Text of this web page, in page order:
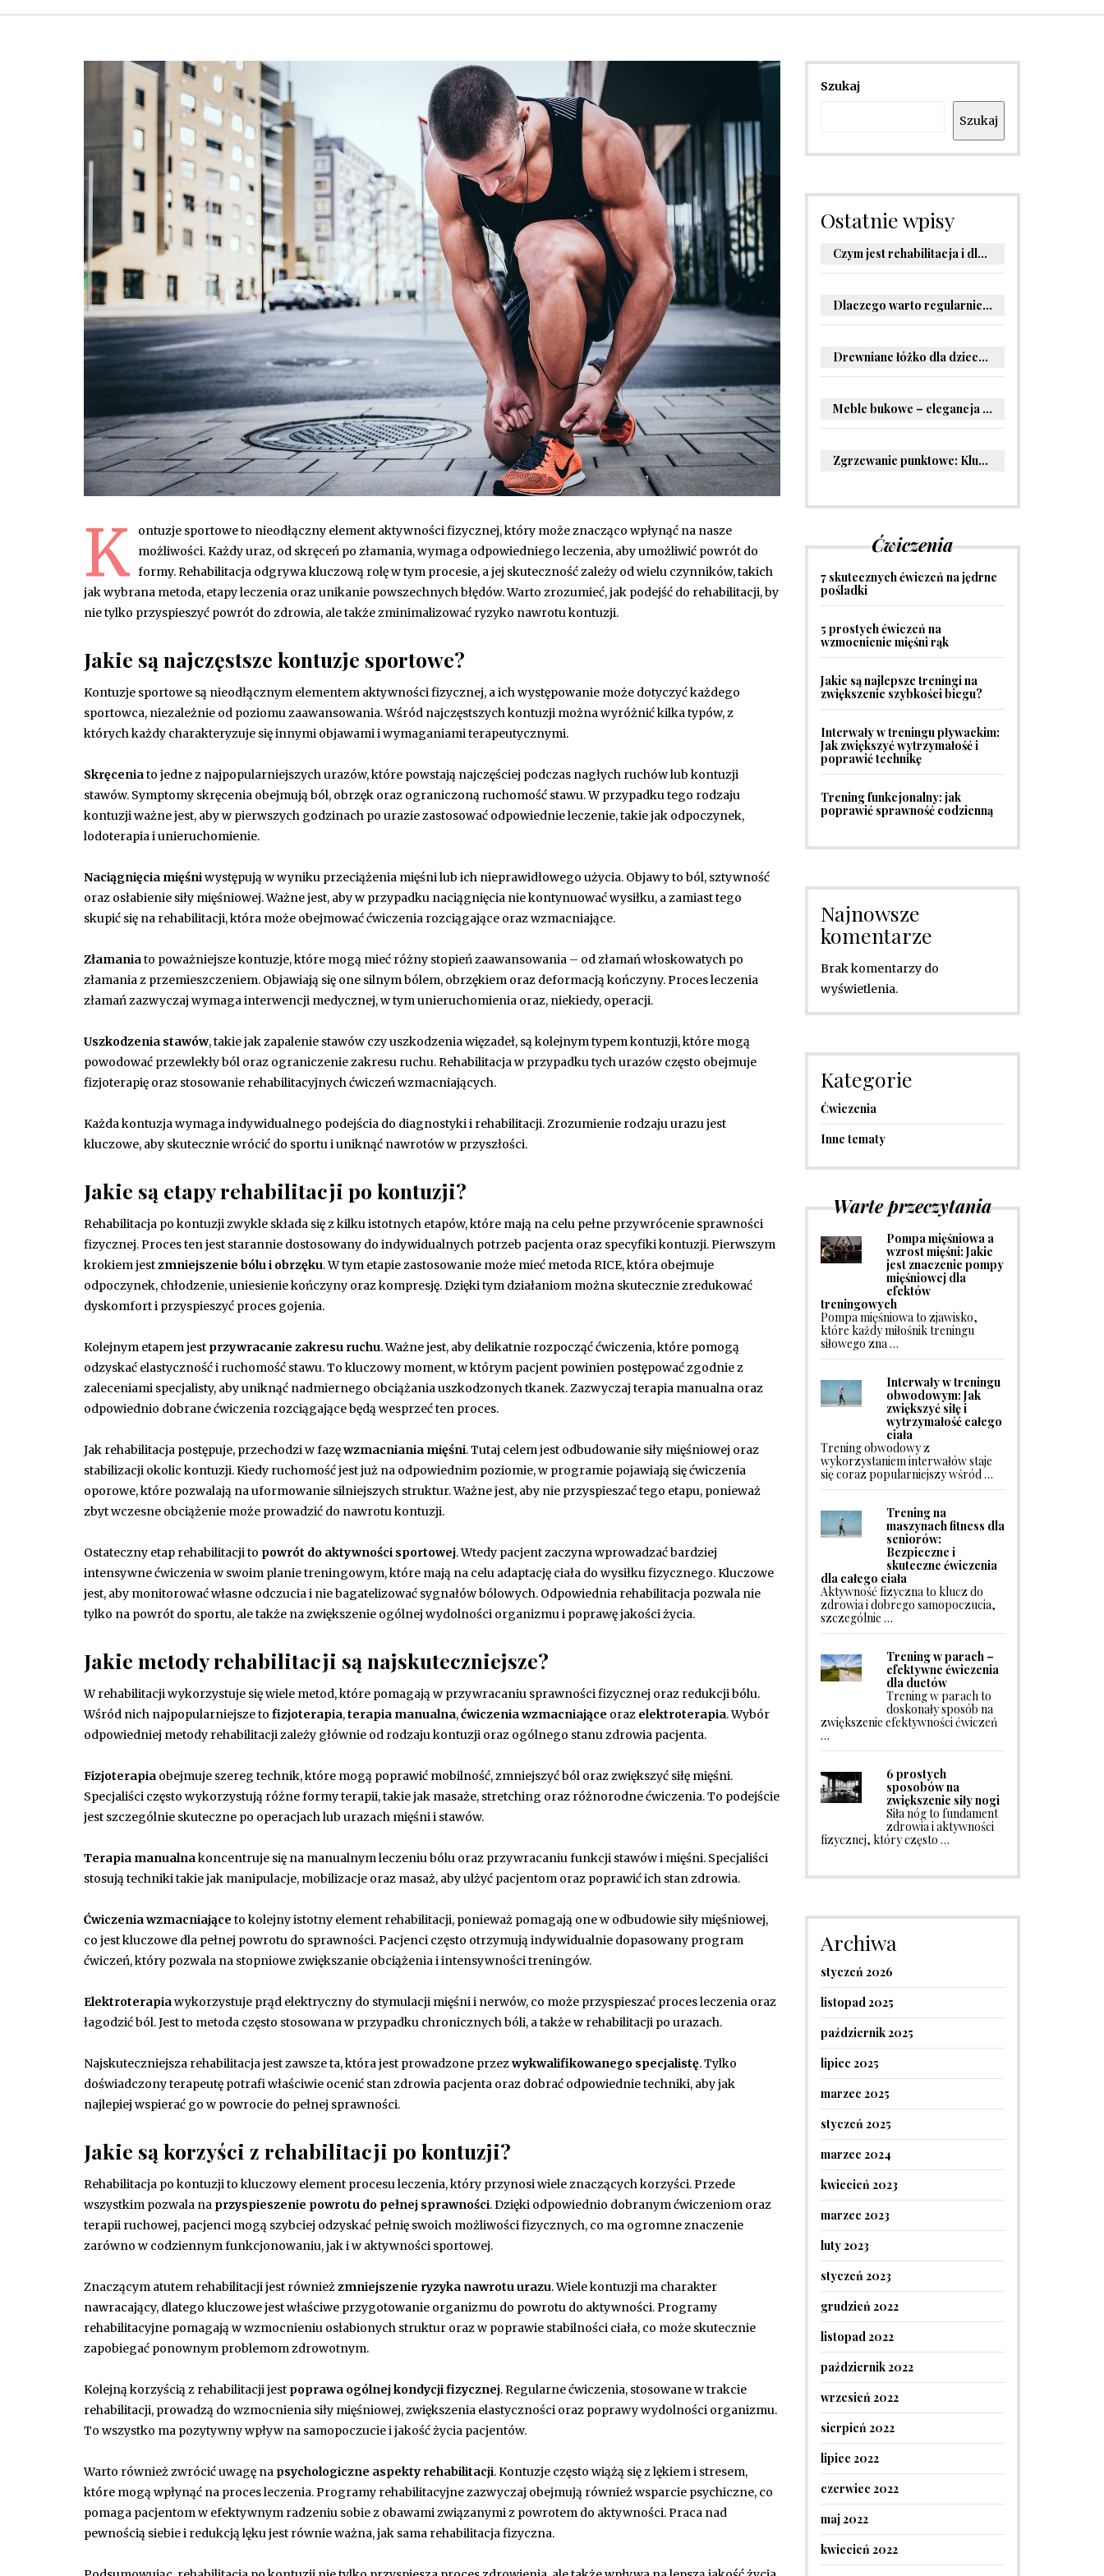
K
ontuzje sportowe to nieodłączny element aktywności fizycznej, który może znacząco wpłynąć na nasze
możliwości. Każdy uraz, od skręceń po złamania, wymaga odpowiedniego leczenia, aby umożliwić powrót do
formy. Rehabilitacja odgrywa kluczową rolę w tym procesie, a jej skuteczność zależy od wielu czynników, takich
jak wybrana metoda, etapy leczenia oraz unikanie powszechnych błędów. Warto zrozumieć, jak podejść do rehabilitacji, by
nie tylko przyspieszyć powrót do zdrowia, ale także zminimalizować ryzyko nawrotu kontuzji.
Jakie są najczęstsze kontuzje sportowe?
Kontuzje sportowe są nieodłącznym elementem aktywności fizycznej, a ich występowanie może dotyczyć każdego
sportowca, niezależnie od poziomu zaawansowania. Wśród najczęstszych kontuzji można wyróżnić kilka typów, z
których każdy charakteryzuje się innymi objawami i wymaganiami terapeutycznymi.
Skręceniato jedne z najpopularniejszych urazów, które powstają najczęściej podczas nagłych ruchów lub kontuzji
stawów. Symptomy skręcenia obejmują ból, obrzęk oraz ograniczoną ruchomość stawu. W przypadku tego rodzaju
kontuzji ważne jest, aby w pierwszych godzinach po urazie zastosować odpowiednie leczenie, takie jak odpoczynek,
lodoterapia i unieruchomienie.
Naciągnięcia mięśniwystępują w wyniku przeciążenia mięśni lub ich nieprawidłowego użycia. Objawy to ból, sztywność
oraz osłabienie siły mięśniowej. Ważne jest, aby w przypadku naciągnięcia nie kontynuować wysiłku, a zamiast tego
skupić się na rehabilitacji, która może obejmować ćwiczenia rozciągające oraz wzmacniające.
Złamaniato poważniejsze kontuzje, które mogą mieć różny stopień zaawansowania – od złamań włoskowatych po
złamania z przemieszczeniem. Objawiają się one silnym bólem, obrzękiem oraz deformacją kończyny. Proces leczenia
złamań zazwyczaj wymaga interwencji medycznej, w tym unieruchomienia oraz, niekiedy, operacji.
Uszkodzenia stawów, takie jak zapalenie stawów czy uszkodzenia więzadeł, są kolejnym typem kontuzji, które mogą
powodować przewlekły ból oraz ograniczenie zakresu ruchu. Rehabilitacja w przypadku tych urazów często obejmuje
fizjoterapię oraz stosowanie rehabilitacyjnych ćwiczeń wzmacniających.
Każda kontuzja wymaga indywidualnego podejścia do diagnostyki i rehabilitacji. Zrozumienie rodzaju urazu jest
kluczowe, aby skutecznie wrócić do sportu i uniknąć nawrotów w przyszłości.
Jakie są etapy rehabilitacji po kontuzji?
Rehabilitacja po kontuzji zwykle składa się z kilku istotnych etapów, które mają na celu pełne przywrócenie sprawności
fizycznej. Proces ten jest starannie dostosowany do indywidualnych potrzeb pacjenta oraz specyfiki kontuzji. Pierwszym
krokiem jestzmniejszenie bólu i obrzęku. W tym etapie zastosowanie może mieć metoda RICE, która obejmuje
odpoczynek, chłodzenie, uniesienie kończyny oraz kompresję. Dzięki tym działaniom można skutecznie zredukować
dyskomfort i przyspieszyć proces gojenia.
Kolejnym etapem jest przywracanie zakresu ruchu. Ważne jest, aby delikatnie rozpocząć ćwiczenia, które pomogą
odzyskać elastyczność i ruchomość stawu. To kluczowy moment, w którym pacjent powinien postępować zgodnie z
zaleceniami specjalisty, aby uniknąć nadmiernego obciążania uszkodzonych tkanek. Zazwyczaj terapia manualna oraz
odpowiednio dobrane ćwiczenia rozciągające będą wesprzeć ten proces.
Jak rehabilitacja postępuje, przechodzi w fazęwzmacniania mięśni. Tutaj celem jest odbudowanie siły mięśniowej oraz
stabilizacji okolic kontuzji. Kiedy ruchomość jest już na odpowiednim poziomie, w programie pojawiają się ćwiczenia
oporowe, które pozwalają na uformowanie silniejszych struktur. Ważne jest, aby nie przyspieszać tego etapu, ponieważ
zbyt wczesne obciążenie może prowadzić do nawrotu kontuzji.
Ostateczny etap rehabilitacji to powrót do aktywności sportowej. Wtedy pacjent zaczyna wprowadzać bardziej
intensywne ćwiczenia w swoim planie treningowym, które mają na celu adaptację ciała do wysiłku fizycznego. Kluczowe
jest, aby monitorować własne odczucia i nie bagatelizować sygnałów bólowych. Odpowiednia rehabilitacja pozwala nie
tylko na powrót do sportu, ale także na zwiększenie ogólnej wydolności organizmu i poprawę jakości życia.
Jakie metody rehabilitacji są najskuteczniejsze?
W rehabilitacji wykorzystuje się wiele metod, które pomagają w przywracaniu sprawności fizycznej oraz redukcji bólu.
Wśród nich najpopularniejsze to fizjoterapia,terapia manualna,ćwiczenia wzmacniające oraz elektroterapia. Wybór
odpowiedniej metody rehabilitacji zależy głównie od rodzaju kontuzji oraz ogólnego stanu zdrowia pacjenta.
Fizjoterapia obejmuje szereg technik, które mogą poprawić mobilność, zmniejszyć ból oraz zwiększyć siłę mięśni.
Specjaliści często wykorzystują różne formy terapii, takie jak masaże, stretching oraz różnorodne ćwiczenia. To podejście
jest szczególnie skuteczne po operacjach lub urazach mięśni i stawów.
Terapia manualnakoncentruje się na manualnym leczeniu bólu oraz przywracaniu funkcji stawów i mięśni. Specjaliści
stosują techniki takie jak manipulacje, mobilizacje oraz masaż, aby ulżyć pacjentom oraz poprawić ich stan zdrowia.
Ćwiczenia wzmacniające to kolejny istotny element rehabilitacji, ponieważ pomagają one w odbudowie siły mięśniowej,
co jest kluczowe dla pełnej powrotu do sprawności. Pacjenci często otrzymują indywidualnie dopasowany program
ćwiczeń, który pozwala na stopniowe zwiększanie obciążenia i intensywności treningów.
Elektroterapiawykorzystuje prąd elektryczny do stymulacji mięśni i nerwów, co może przyspieszać proces leczenia oraz
łagodzić ból. Jest to metoda często stosowana w przypadku chronicznych bóli, a także w rehabilitacji po urazach.
Najskuteczniejsza rehabilitacja jest zawsze ta, która jest prowadzone przezwykwalifikowanego specjalistę. Tylko
doświadczony terapeutę potrafi właściwie ocenić stan zdrowia pacjenta oraz dobrać odpowiednie techniki, aby jak
najlepiej wspierać go w powrocie do pełnej sprawności.
Jakie są korzyści z rehabilitacji po kontuzji?
Rehabilitacja po kontuzji to kluczowy element procesu leczenia, który przynosi wiele znaczących korzyści. Przede
wszystkim pozwala na przyspieszenie powrotu do pełnej sprawności. Dzięki odpowiednio dobranym ćwiczeniom oraz
terapii ruchowej, pacjenci mogą szybciej odzyskać pełnię swoich możliwości fizycznych, co ma ogromne znaczenie
zarówno w codziennym funkcjonowaniu, jak i w aktywności sportowej.
Znaczącym atutem rehabilitacji jest równieżzmniejszenie ryzyka nawrotu urazu. Wiele kontuzji ma charakter
nawracający, dlatego kluczowe jest właściwe przygotowanie organizmu do powrotu do aktywności. Programy
rehabilitacyjne pomagają w wzmocnieniu osłabionych struktur oraz w poprawie stabilności ciała, co może skutecznie
zapobiegać ponownym problemom zdrowotnym.
Kolejną korzyścią z rehabilitacji jest poprawa ogólnej kondycji fizycznej. Regularne ćwiczenia, stosowane w trakcie
rehabilitacji, prowadzą do wzmocnienia siły mięśniowej, zwiększenia elastyczności oraz poprawy wydolności organizmu.
To wszystko ma pozytywny wpływ na samopoczucie i jakość życia pacjentów.
Warto również zwrócić uwagę na psychologiczne aspekty rehabilitacji. Kontuzje często wiążą się z lękiem i stresem,
które mogą wpłynąć na proces leczenia. Programy rehabilitacyjne zazwyczaj obejmują również wsparcie psychiczne, co
pomaga pacjentom w efektywnym radzeniu sobie z obawami związanymi z powrotem do aktywności. Praca nad
pewnością siebie i redukcją lęku jest równie ważna, jak sama rehabilitacja fizyczna.
Szukaj
Szukaj
Ostatnie wpisy
Czym jest rehabilitacja i dlaczego jest kluczowa dla powrotu do zdrowia?
Dlaczego warto regularnie odwiedzać stomatologa?
Drewniane łóżko dla dziecka – oryginalne pomysły na aranżację pokoju malucha
Meble bukowe – elegancja i trwałość w Twoim wnętrzu
Zgrzewanie punktowe: Kluczowe informacje i zastosowania w przemyśle
Ćwiczenia
7 skutecznych ćwiczeń na jędrne
pośladki
5 prostych ćwiczeń na
wzmocnienie mięśni rąk
Jakie są najlepsze treningi na
zwiększenie szybkości biegu?
Interwały w treningu pływackim:
Jak zwiększyć wytrzymałość i
poprawić technikę
Trening funkcjonalny: jak
poprawić sprawność codzienną
Najnowsze
komentarze
Brak komentarzy do
wyświetlenia.
Kategorie
Ćwiczenia
Inne tematy
Warte przeczytania
Pompa mięśniowa a
wzrost mięśni: Jakie
jest znaczenie pompy
mięśniowej dla
efektów
treningowych
Pompa mięśniowa to zjawisko,
które każdy miłośnik treningu
siłowego zna …
Interwały w treningu
obwodowym: Jak
zwiększyć siłę i
wytrzymałość całego
ciała
Trening obwodowy z
wykorzystaniem interwałów staje
się coraz popularniejszy wśród …
Trening na
maszynach fitness dla
seniorów:
Bezpieczne i
skuteczne ćwiczenia
dla całego ciała
Aktywność fizyczna to klucz do
zdrowia i dobrego samopoczucia,
szczególnie …
Trening w parach –
efektywne ćwiczenia
dla duetów
Trening w parach to
doskonały sposób na
zwiększenie efektywności ćwiczeń
…
6 prostych
sposobów na
zwiększenie siły nogi
Siła nóg to fundament
zdrowia i aktywności
fizycznej, który często …
Archiwa
styczeń 2026
listopad 2025
październik 2025
lipiec 2025
marzec 2025
styczeń 2025
marzec 2024
kwiecień 2023
marzec 2023
luty 2023
styczeń 2023
grudzień 2022
listopad 2022
październik 2022
wrzesień 2022
sierpień 2022
lipiec 2022
czerwiec 2022
maj 2022
kwiecień 2022